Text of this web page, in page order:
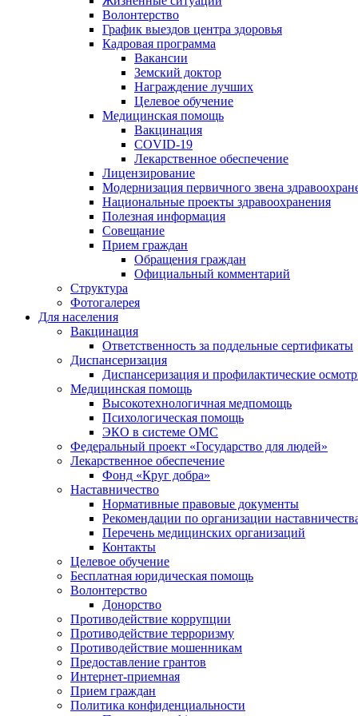
Волонтерство
График выездов центра здоровья
Кадровая программа
Вакансии
Земский доктор
Награждение лучших
Целевое обучение
Медицинская помощь
Вакцинация
COVID-19
Лекарственное обеспечение
Лицензирование
Модернизация первичного звена
Национальные проекты здравоохранения
Полезная информация
Совещание
Прием граждан
Обращения граждан
Официальный комментарий
Структура
Фотогалерея
Для населения
Вакцинация
Ответственность за поддельные сертификаты
Диспансеризация
Диспансеризация и профилактические
Медицинская помощь
Высокотехнологичная медпомощь
Психологическая помощь
ЭКО в системе ОМС
Федеральный проект «Государство для людей»
Лекарственное обеспечение
Фонд «Круг добра»
Наставничество
Нормативные правовые документы
Рекомендации по организации
Перечень медицинских организаций
Контакты
Целевое обучение
Бесплатная юридическая помощь
Волонтерство
Донорство
Противодействие коррупции
Противодействие терроризму
Противодействие мошенникам
Предоставление грантов
Интернет-приемная
Прием граждан
Политика конфиденциальности